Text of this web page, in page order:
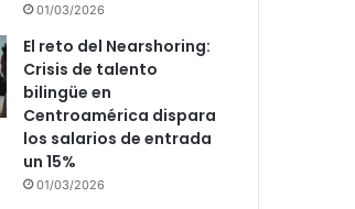
01/03/2026
El reto del Nearshoring:
Crisis de talento
bilingüe en
Centroamérica dispara
los salarios de entrada
un 15%
01/03/2026